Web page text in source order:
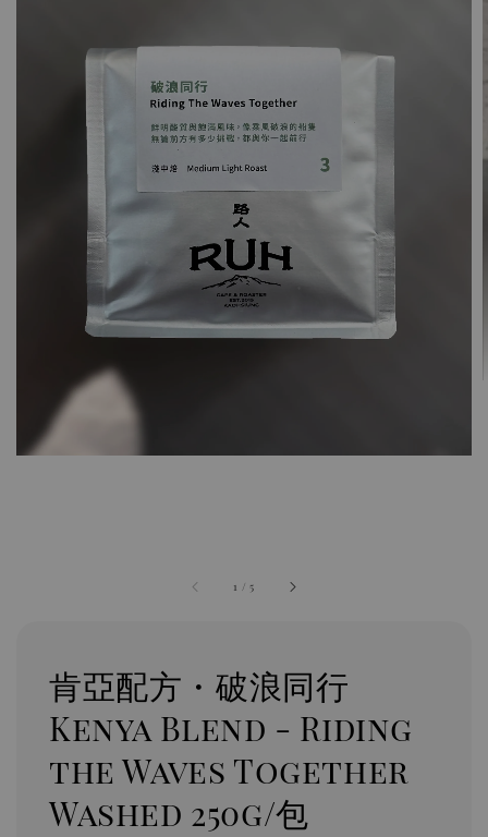
1 / 5
肯亞配方・破浪同行
Kenya Blend - Riding
the Waves Together
Washed 250g/包